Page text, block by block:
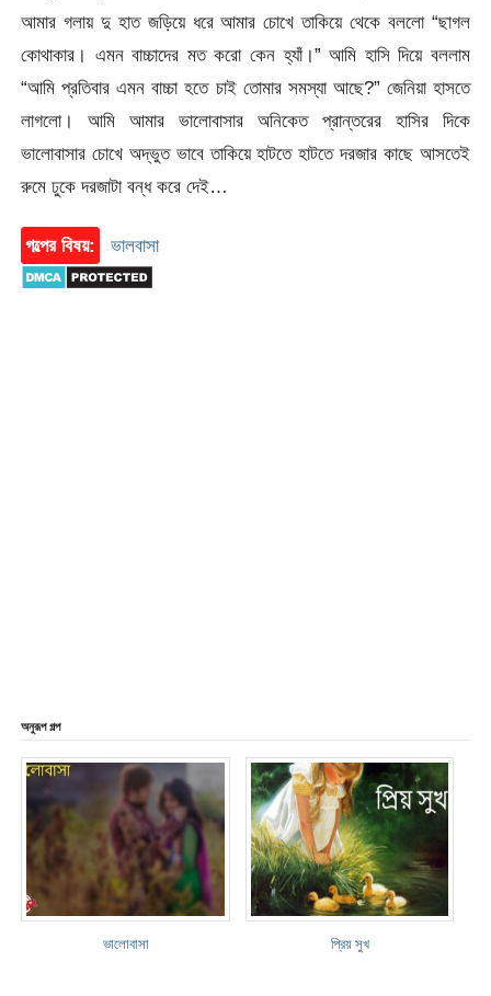
আমার গলায় দু হাত জড়িয়ে ধরে আমার চোখে তাকিয়ে থেকে বললো “ছাগল
কোথাকার। এমন বাচ্চাদের মত করো কেন হ্যাঁ।” আমি হাসি দিয়ে বললাম
“আমি প্রতিবার এমন বাচ্চা হতে চাই তোমার সমস্যা আছে?” জেনিয়া হাসতে
লাগলো। আমি আমার ভালোবাসার অনিকেত প্রান্তরের হাসির দিকে
ভালোবাসার চোখে অদ্ভুত ভাবে তাকিয়ে হাটতে হাটতে দরজার কাছে আসতেই
রুমে ঢুকে দরজাটা বন্ধ করে দেই…
গল্পের বিষয়: ভালবাসা
অনুরূপ গল্প
ভালোবাসা প্রিয় সুখ